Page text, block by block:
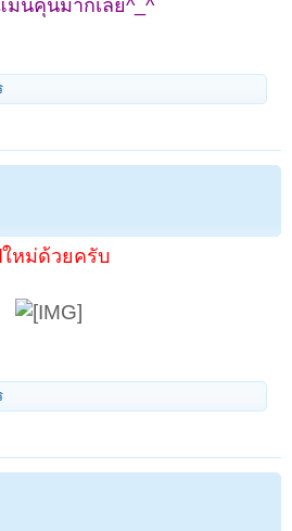
มนคุ้นมากเลย^_^
หม่ด้วยครับ